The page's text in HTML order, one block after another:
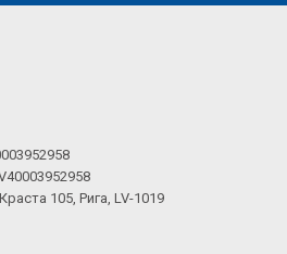
105, Рига, LV-1019